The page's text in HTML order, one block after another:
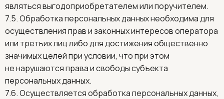
являться выгодоприобретателем или поручителем.
7.5. Обработка персональных данных необходима для
осуществления прав и законных интересов оператора
или третьих лиц либо для достижения общественно
значимых целей при условии, что при этом
не нарушаются права и свободы субъекта
персональных данных.
7.6. Осуществляется обработка персональных данных,